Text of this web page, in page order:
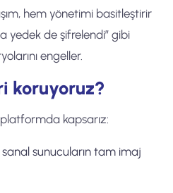
hem yönetimi basitleştirir
yedek de şifrelendi” gibi
engeller.
koruyoruz?
kapsarız:
sanal sunucuların tam imaj